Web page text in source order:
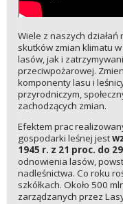
Wiele z naszych
skutków zmian klimatu
lasów, jak i
przeciwpożarowej.
komponenty lasu i
przyrodniczym,
zachodzących zmian.
Efektem prac
gospodarki leśnej jest
1945 r. z 21 proc. do
odnowienia lasów,
nadleśnictwa. Co roku
szkółkach. Około 500
zarządzanych przez